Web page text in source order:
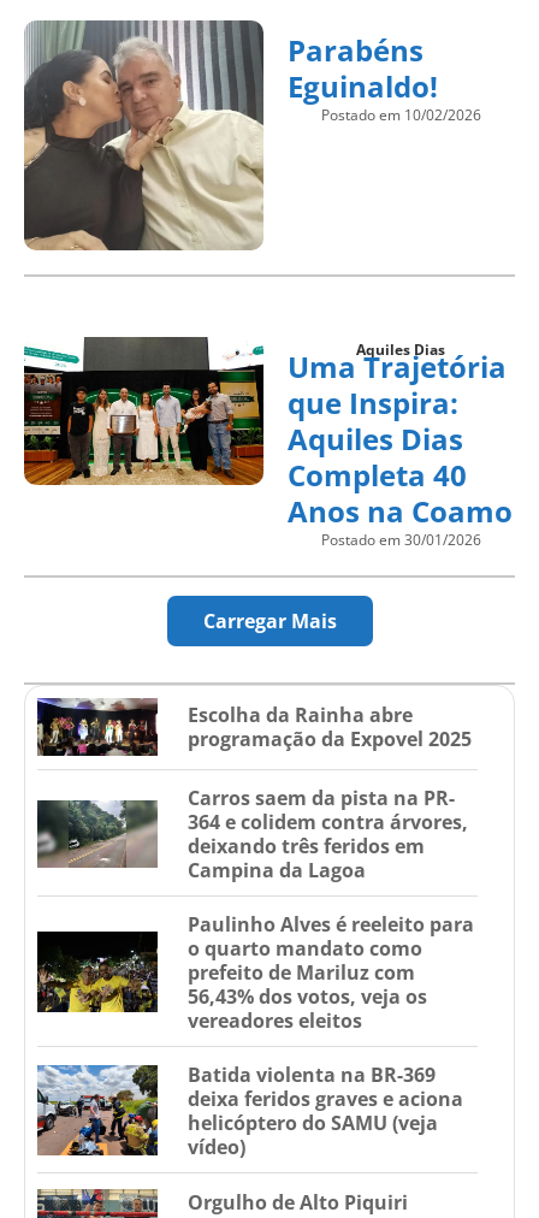
Parabéns
Eguinaldo!
Postado em 10/02/2026
Aquiles Dias
Uma Trajetória
que Inspira:
Aquiles Dias
Completa 40
Anos na Coamo
Postado em 30/01/2026
Carregar Mais
Escolha da Rainha abre
programação da Expovel 2025
Carros saem da pista na PR-
364 e colidem contra árvores,
deixando três feridos em
Campina da Lagoa
Paulinho Alves é reeleito para
o quarto mandato como
prefeito de Mariluz com
56,43% dos votos, veja os
vereadores eleitos
Batida violenta na BR-369
deixa feridos graves e aciona
helicóptero do SAMU (veja
vídeo)
Orgulho de Alto Piquiri